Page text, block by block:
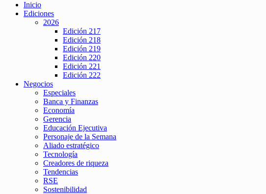
Inicio
Ediciones
2026
Edición 217
Edición 218
Edición 219
Edición 220
Edición 221
Edición 222
Negocios
Especiales
Banca y Finanzas
Economía
Gerencia
Educación Ejecutiva
Personaje de la Semana
Aliado estratégico
Tecnología
Creadores de riqueza
Tendencias
RSE
Sostenibilidad